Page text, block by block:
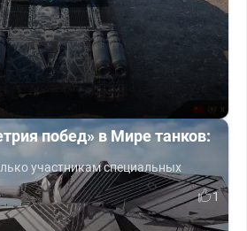
побед» в Мире танков:
участникам специальных
1